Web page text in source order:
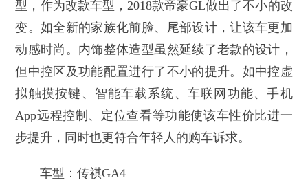
型，作为改款车型，2018款帝豪GL做出了不小的改
变。如全新的家族化前脸、尾部设计，让该车更加
动感时尚。内饰整体造型虽然延续了老款的设计，
但中控区及功能配置进行了不小的提升。如中控虚
拟触摸按键、智能车载系统、车联网功能、手机
App远程控制、定位查看等功能使该车性价比进一
步提升，同时也更符合年轻人的购车诉求。
车型：传祺GA4